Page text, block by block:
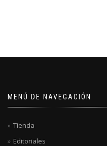
MENÚ DE NAVEGACIÓN
Tienda
Editoriales